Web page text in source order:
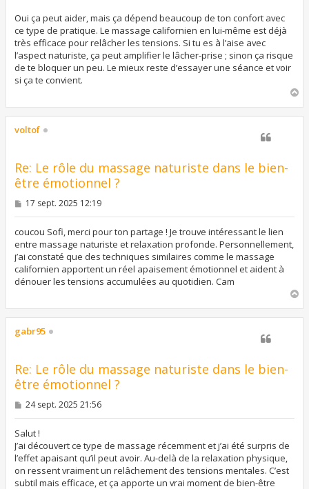
e
Oui ça peut aider, mais ça dépend beaucoup de ton confort avec
ce type de pratique. Le massage californien en lui-même est déjà
très efficace pour relâcher les tensions. Si tu es à l’aise avec
l’aspect naturiste, ça peut amplifier le lâcher-prise ; sinon ça risque
de te bloquer un peu. Le mieux reste d’essayer une séance et voir
si ça te convient.
u
voltof
Re: Le rôle du massage naturiste dans le bien-
être émotionnel ?
M
s
a
g
e
17 sept. 2025 12:19
coucou Sofi, merci pour ton partage ! Je trouve intéressant le lien
entre massage naturiste et relaxation profonde. Personnellement,
j’ai constaté que des techniques similaires comme le massage
californien apportent un réel apaisement émotionnel et aident à
dénouer les tensions accumulées au quotidien. Cam
u
gabr95
Re: Le rôle du massage naturiste dans le bien-
être émotionnel ?
M
s
a
g
e
24 sept. 2025 21:56
Salut !
J’ai découvert ce type de massage récemment et j’ai été surpris de
l’effet apaisant qu’il peut avoir. Au-delà de la relaxation physique,
on ressent vraiment un relâchement des tensions mentales. C’est
subtil mais efficace, et ça apporte un vrai moment de bien-être